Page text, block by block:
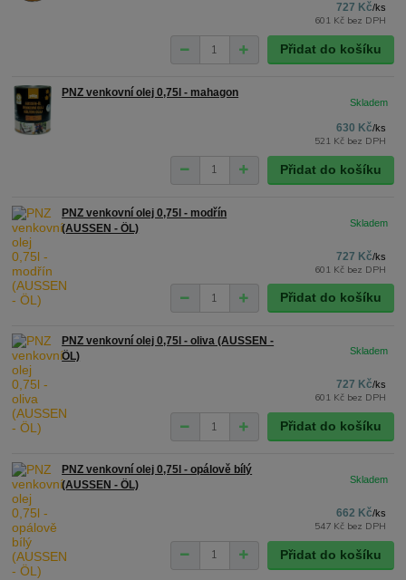
727 Kč/ks
601 Kč bez DPH
Přidat do košíku
PNZ venkovní olej 0,75l - mahagon
630 Kč/ks
521 Kč bez DPH
Přidat do košíku
PNZ venkovní olej 0,75l - modřín
(AUSSEN - ÖL)
727 Kč/ks
601 Kč bez DPH
Přidat do košíku
PNZ venkovní olej 0,75l - oliva (AUSSEN -
ÖL)
727 Kč/ks
601 Kč bez DPH
Přidat do košíku
PNZ venkovní olej 0,75l - opálově bílý
(AUSSEN - ÖL)
662 Kč/ks
547 Kč bez DPH
Přidat do košíku